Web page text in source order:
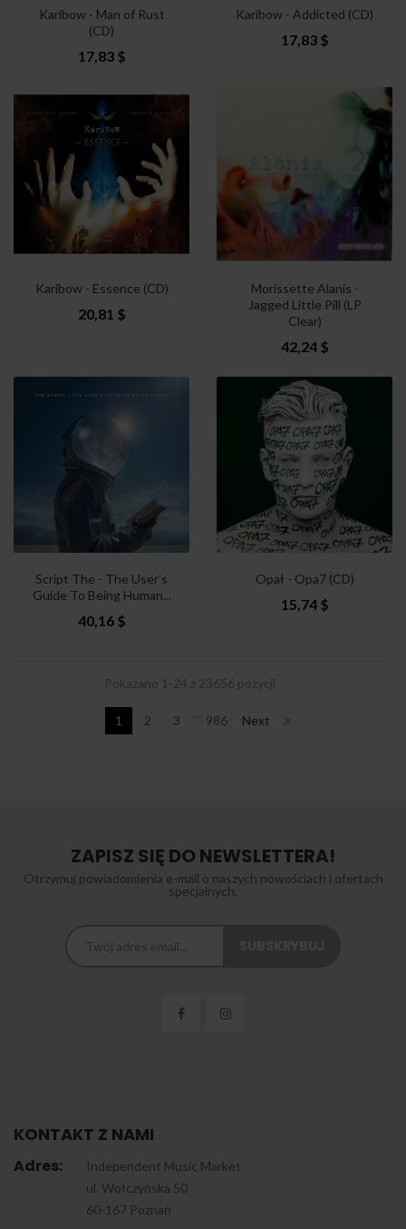
Karibow - Man of Rust
(CD)
17,83 $
Karibow - Addicted (CD)
17,83 $
Karibow - Essence (CD)
20,81 $
Morissette Alanis -
Jagged Little Pill (LP
Clear)
42,24 $
Script The - The User’s
Guide To Being Human...
40,16 $
Opał - Opa7 (CD)
15,74 $
Pokazano 1-24 z 23656 pozycji
1 2 3 986 Next
ZAPISZ SIĘ DO NEWSLETTERA!
Otrzymuj powiadomienia e-mail o naszych nowościach i ofertach
specjalnych.
KONTAKT Z NAMI
Adres:
Independent Music Market
ul. Wołczyńska 50
60-167 Poznań